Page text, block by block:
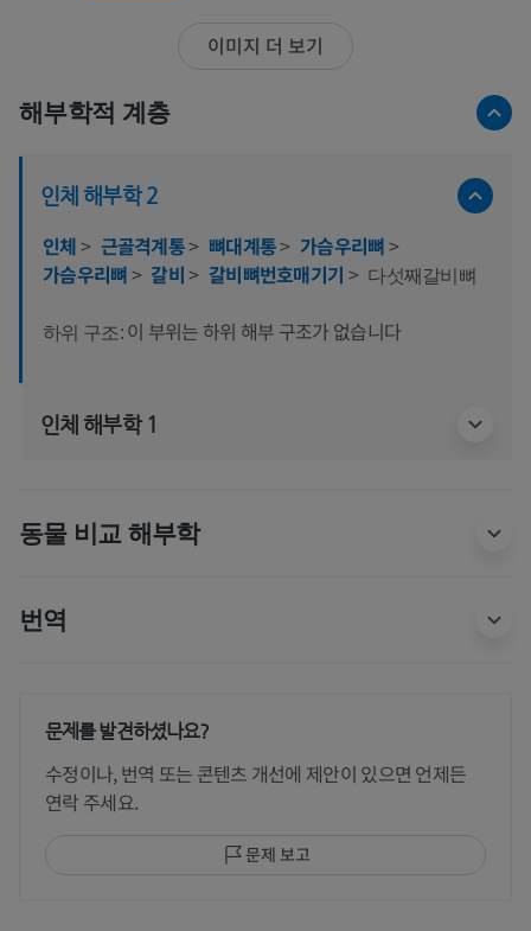
이미지 더 보기
해부학적 계층
인체 해부학 2
인체> 근골격계통> 뼈대계통> 가슴우리뼈>
가슴우리뼈> 갈비> 갈비뼈번호매기기 > 다섯째갈비뼈
하위 구조: 이 부위는 하위 해부 구조가 없습니다
인체 해부학 1
동물 비교 해부학
번역
문제를 발견하셨나요?
수정이나, 번역 또는 콘텐츠 개선에 제안이 있으면 언제든
연락 주세요.
문제 보고